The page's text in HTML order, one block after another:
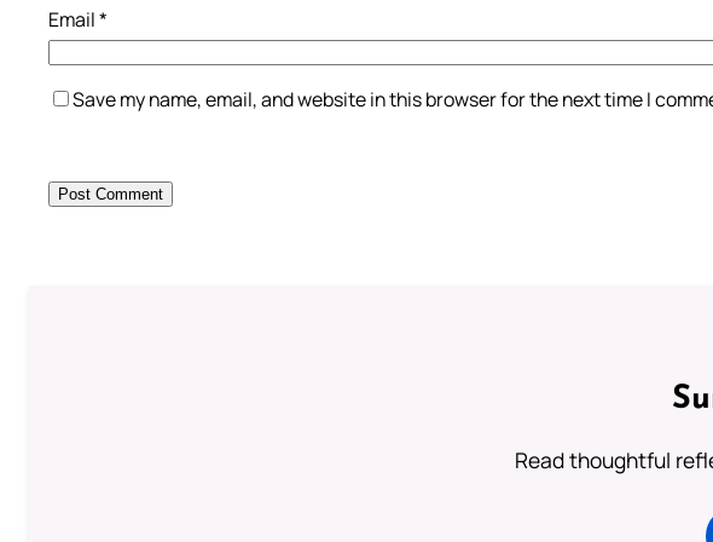
Email*
Save my name, email, and website in this browser for the next time I
Read thoughtful